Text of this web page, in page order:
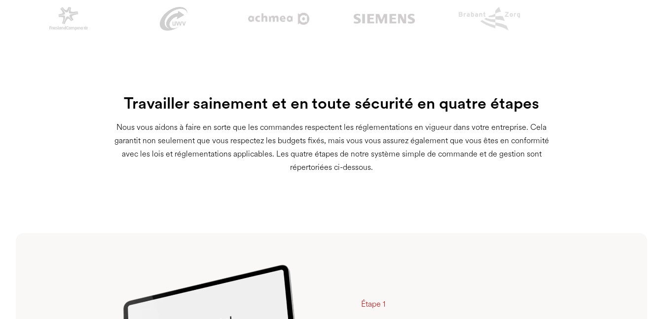
Travailler sainement et en toute sécurité en quatre étapes
Nous vous aidons à faire en sorte que les commandes respectent les réglementations en vigueur dans votre entreprise. Cela
garantit non seulement que vous respectez les budgets fixés, mais vous vous assurez également que vous êtes en conformité
avec les lois et réglementations applicables. Les quatre étapes de notre système simple de commande et de gestion sont
répertoriées ci-dessous.
Étape 1